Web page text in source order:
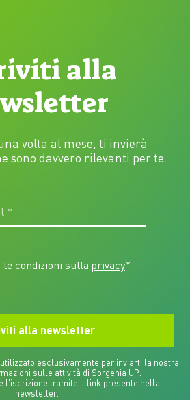
alla
volta al mese, ti invierà
sono davvero rilevanti per te.
condizioni sulla privacy*
esclusivamente per inviarti la nostra
sulle attività di Sorgenia UP.
l'iscrizione tramite il link presente nella
newsletter.